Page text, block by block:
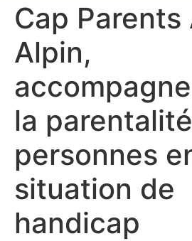
Cap Parents
Alpin,
la
personnes
situation de
handicap